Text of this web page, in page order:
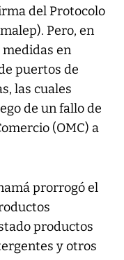
del Protocolo
Pero, en
medidas en
puertos de
las cuales
de un fallo de
(OMC) a
prorrogó el
productos
y otros